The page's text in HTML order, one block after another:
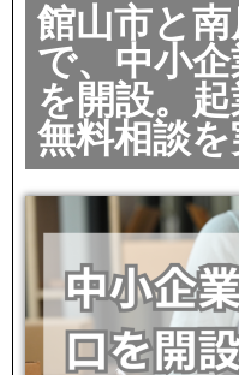
館山市と
で、中小企
を開設。
無料相談を